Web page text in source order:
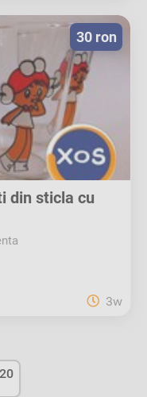
din sticla cu
30 ron
3w